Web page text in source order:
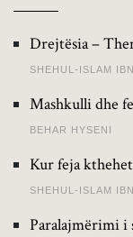
Drejtësia –
SHEHUL-ISLAM
Mashkulli dhe
BEHAR HYSENI
Kur feja
SHEHUL-ISLAM
Paralajmërimi i